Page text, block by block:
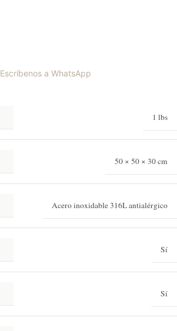
Escríbenos a WhatsApp
1 lbs
50 × 50 × 30 cm
Acero inoxidable 316L antialérgico
Sí
Sí